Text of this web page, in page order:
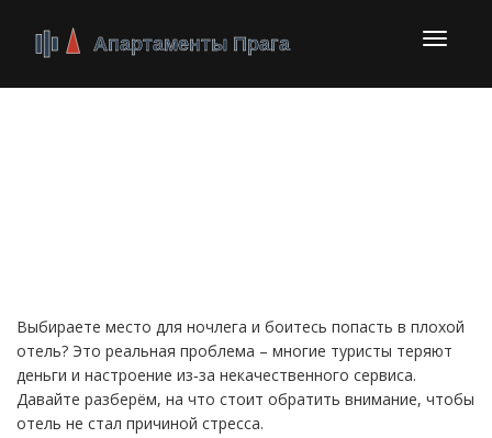
Выбираете место для ночлега и боитесь попасть в плохой
отель? Это реальная проблема – многие туристы теряют
деньги и настроение из‑за некачественного сервиса.
Давайте разберём, на что стоит обратить внимание, чтобы
отель не стал причиной стресса.